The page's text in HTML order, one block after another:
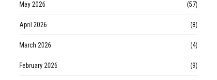
May 2026 (57)
April 2026 (8)
March 2026 (4)
February 2026 (9)